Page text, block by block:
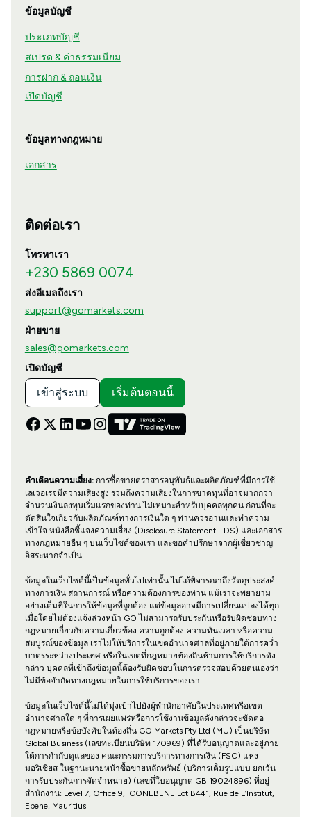
ข้อมูลบัญชี
ประเภทบัญชี
สเปรด & ค่าธรรมเนียม
การฝาก & ถอนเงิน
เปิดบัญชี
ข้อมูลทางกฎหมาย
เอกสาร
ติดต่อเรา
โทรหาเรา
+230 5869 0074
ส่งอีเมลถึงเรา
support@gomarkets.com
ฝ่ายขาย
sales@gomarkets.com
เปิดบัญชี
เข้าสู่ระบบ เริ่มต้นตอนนี้
คำเตือนความเสี่ยง:การซื้อขายตราสารอนุพันธ์และผลิตภัณฑ์ที่มีการใช้
เลเวอเรจมีความเสี่ยงสูง รวมถึงความเสี่ยงในการขาดทุนที่อาจมากกว่า
จำนวนเงินลงทุนเริ่มแรกของท่าน ไม่เหมาะสำหรับบุคคลทุกคน ก่อนที่จะ
ตัดสินใจเกี่ยวกับผลิตภัณฑ์ทางการเงินใด ๆ ท่านควรอ่านและทำความ
เข้าใจ หนังสือชี้แจงความเสี่ยง (Disclosure Statement - DS) และเอกสาร
ทางกฎหมายอื่น ๆ บนเว็บไซต์ของเรา และขอคำปรึกษาจากผู้เชี่ยวชาญ
อิสระหากจำเป็น
ข้อมูลในเว็บไซต์นี้เป็นข้อมูลทั่วไปเท่านั้น ไม่ได้พิจารณาถึงวัตถุประสงค์
ทางการเงิน สถานการณ์ หรือความต้องการของท่าน แม้เราจะพยายาม
อย่างเต็มที่ในการให้ข้อมูลที่ถูกต้อง แต่ข้อมูลอาจมีการเปลี่ยนแปลงได้ทุก
เมื่อโดยไม่ต้องแจ้งล่วงหน้า GO ไม่สามารถรับประกันหรือรับผิดชอบทาง
กฎหมายเกี่ยวกับความเกี่ยวข้อง ความถูกต้อง ความทันเวลา หรือความ
สมบูรณ์ของข้อมูล เราไม่ให้บริการในเขตอำนาจศาลที่อยู่ภายใต้การคว่ำ
บาตรระหว่างประเทศ หรือในเขตที่กฎหมายท้องถิ่นห้ามการให้บริการดัง
กล่าว บุคคลที่เข้าถึงข้อมูลนี้ต้องรับผิดชอบในการตรวจสอบด้วยตนเองว่า
ไม่มีข้อจำกัดทางกฎหมายในการใช้บริการของเรา
ข้อมูลในเว็บไซต์นี้ไม่ได้มุ่งเป้าไปยังผู้พำนักอาศัยในประเทศหรือเขต
อำนาจศาลใด ๆ ที่การเผยแพร่หรือการใช้งานข้อมูลดังกล่าวจะขัดต่อ
กฎหมายหรือข้อบังคับในท้องถิ่น GO Markets Pty Ltd (MU) เป็นบริษัท
Global Business (เลขทะเบียนบริษัท 170969) ที่ได้รับอนุญาตและอยู่ภาย
ใต้การกำกับดูแลของ คณะกรรมการบริการทางการเงิน (FSC) แห่ง
มอริเชียส ในฐานะนายหน้าซื้อขายหลักทรัพย์ (บริการเต็มรูปแบบ ยกเว้น
การรับประกันการจัดจำหน่าย) (เลขที่ใบอนุญาต GB 19024896) ที่อยู่
สำนักงาน: Level 7, Office 9, ICONEBENE Lot B441, Rue de L’Institut,
Ebene, Mauritius